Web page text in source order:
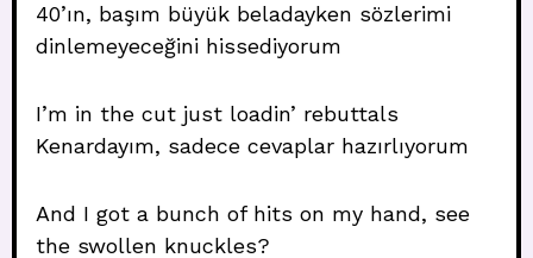
40’ın, başım büyük beladayken sözlerimi
dinlemeyeceğini hissediyorum
I’m in the cut just loadin’ rebuttals
Kenardayım, sadece cevaplar hazırlıyorum
And I got a bunch of hits on my hand, see
the swollen knuckles?